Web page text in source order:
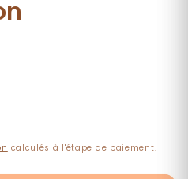
calculés à l'étape de paiement.